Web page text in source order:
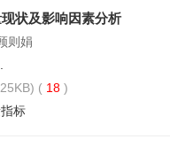
状及影响因素分析
则娟
( 18 )
标